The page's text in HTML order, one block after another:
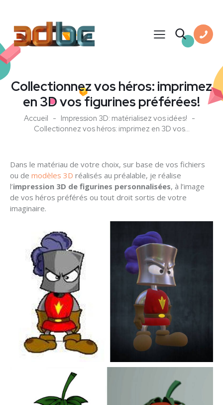
Collectionnez vos héros: imprimez
en 3D vos figurines préférées!
Accueil
Impression 3D: matérialisez vos idées!
Collectionnez vos héros: imprimez en 3D vos...
Dans le matériau de votre choix, sur base de vos fichiers
ou de modèles 3D réalisés au préalable, je réalise
l’impression 3D de figurines personnalisées, à l’image
de vos héros préférés ou tout droit sortis de votre
imaginaire.